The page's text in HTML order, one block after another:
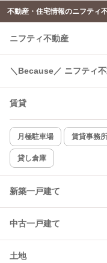
不動産・住宅情報のニフティ
ニフティ不動産
＼Because／ ニフティ
賃貸
月極駐車場 賃貸事務
貸し倉庫
新築一戸建て
中古一戸建て
土地